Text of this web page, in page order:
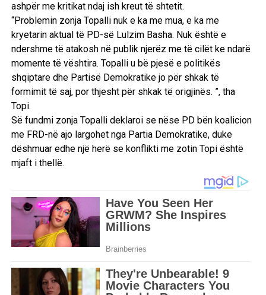
ashpër me kritikat ndaj ish kreut të shtetit.
“Problemin zonja Topalli nuk e ka me mua, e ka me
kryetarin aktual të PD-së Lulzim Basha. Nuk është e
ndershme të atakosh në publik njerëz me të cilët ke ndarë
momente të vështira. Topalli u bë pjesë e politikës
shqiptare dhe Partisë Demokratike jo për shkak të
formimit të saj, por thjesht për shkak të origjinës. ”, tha
Topi.
Së fundmi zonja Topalli deklaroi se nëse PD bën koalicion
me FRD-në ajo largohet nga Partia Demokratike, duke
dëshmuar edhe një herë se konflikti me zotin Topi është
mjaft i thellë.